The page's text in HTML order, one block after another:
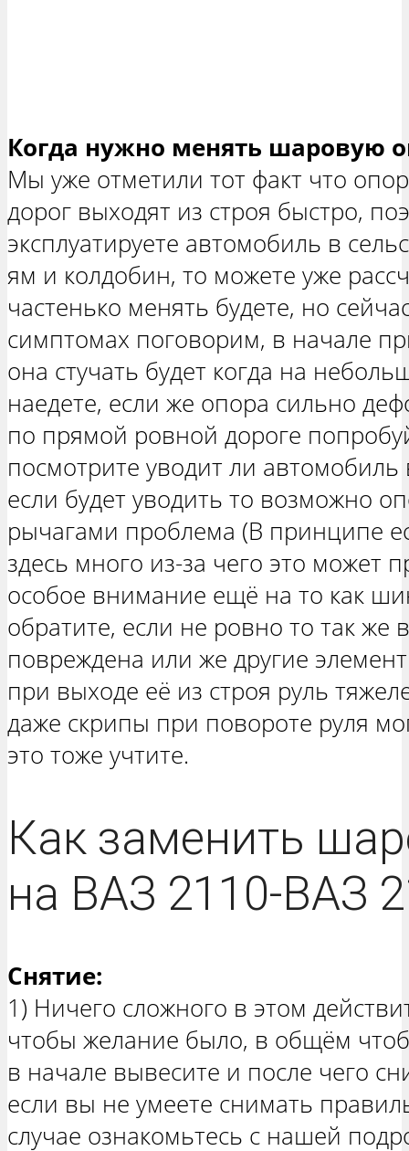
Когда нужно менять шаровую
Мы уже отметили тот факт что
дорог выходят из строя быстро,
эксплуатируете автомобиль в
ям и колдобин, то можете уже
частенько менять будете, но
симптомах поговорим, в начале
она стучать будет когда на
наедете, если же опора сильно
по прямой ровной дороге
посмотрите уводит ли
если будет уводить то возможно
рычагами проблема (В принципе
здесь много из-за чего это может
особое внимание ещё на то как
обратите, если не ровно то так же
повреждена или же другие
при выходе её из строя руль
даже скрипы при повороте руля
это тоже учтите.
Как заменить
на ВАЗ 2110-ВАЗ
Снятие:
1) Ничего сложного в этом
чтобы желание было, в общём
в начале вывесите и после чего
если вы не умеете снимать
случае ознакомьтесь с нашей